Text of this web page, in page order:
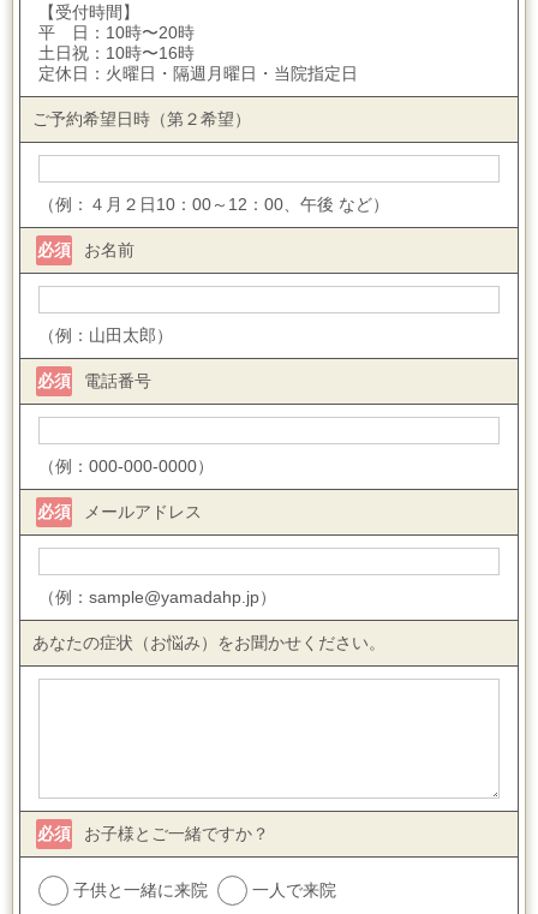
【受付時間】
平 日：10時〜20時
土日祝：10時〜16時
定休日：火曜日・隔週月曜日・当院指定日
ご予約希望日時（第２希望）
（例：４月２日10：00～12：00、午後 など）
お名前
必須
（例：山田太郎）
電話番号
必須
（例：000-000-0000）
メールアドレス
必須
（例：sample@yamadahp.jp）
あなたの症状（お悩み）をお聞かせください。
お子様とご一緒ですか？
必須
子供と一緒に来院 一人で来院